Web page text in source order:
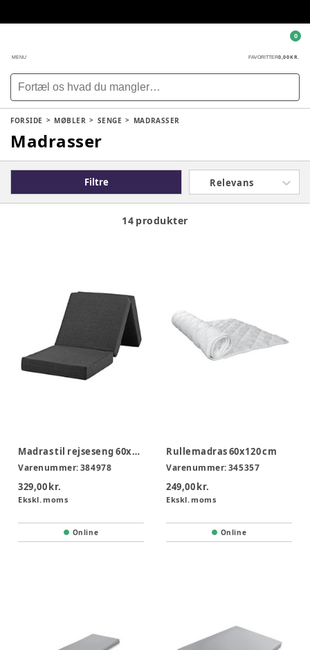
MENU FAVORITTER0,00 KR.
0
FORSIDE MØBLER SENGE MADRASSER
Madrasser
Filtre Relevans
14 produkter
Madras til rejseseng 60x120x5cm
Varenummer:384978
329,00 kr.
Ekskl. moms
Online
Rullemadras 60x120 cm
Varenummer:345357
249,00 kr.
Ekskl. moms
Online